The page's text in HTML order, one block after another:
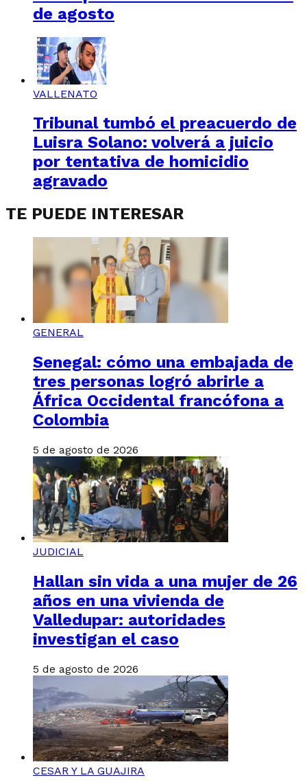
de agosto
VALLENATO
Tribunal tumbó el preacuerdo de
Luisra Solano: volverá a juicio
por tentativa de homicidio
agravado
TE PUEDE INTERESAR
GENERAL
Senegal: cómo una embajada de
tres personas logró abrirle a
África Occidental francófona a
Colombia
5 de agosto de 2026
JUDICIAL
Hallan sin vida a una mujer de 26
años en una vivienda de
Valledupar: autoridades
investigan el caso
5 de agosto de 2026
CESAR Y LA GUAJIRA